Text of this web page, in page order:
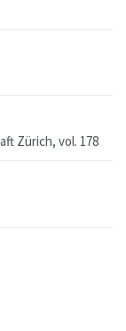
Zürich, vol. 178